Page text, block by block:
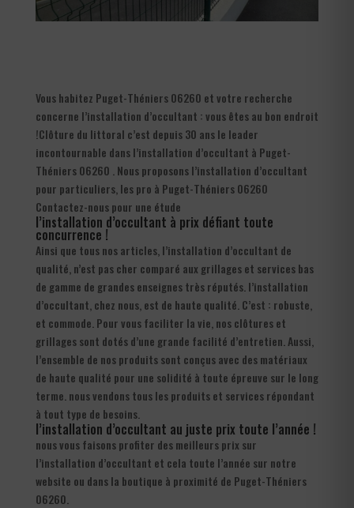
Vous habitez Puget-Théniers 06260 et votre recherche
concerne l’installation d’occultant : vous êtes au bon endroit
!Clôture du littoral c’est depuis 30 ans le leader
incontournable dans l’installation d’occultant à Puget-
Théniers 06260 . Nous proposons l’installation d’occultant
pour particuliers, les pro à Puget-Théniers 06260
Contactez-nous pour une étude
l’installation d’occultant à prix défiant toute
concurrence !
Ainsi que tous nos articles, l’installation d’occultant de
qualité, n’est pas cher comparé aux grillages et services bas
de gamme de grandes enseignes très réputés. l’installation
d’occultant, chez nous, est de haute qualité. C’est : robuste,
et commode. Pour vous faciliter la vie, nos clôtures et
grillages sont dotés d’une grande facilité d’entretien. Aussi,
l’ensemble de nos produits sont conçus avec des matériaux
de haute qualité pour une solidité à toute épreuve sur le long
terme. nous vendons tous les produits et services répondant
à tout type de besoins.
l’installation d’occultant au juste prix toute l’année !
nous vous faisons profiter des meilleurs prix sur
l’installation d’occultant et cela toute l’année sur notre
website ou dans la boutique à proximité de Puget-Théniers
06260.